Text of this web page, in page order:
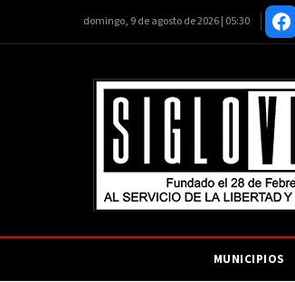
domingo, 9 de agosto de 2026 | 05:30
MUNICIPIOS